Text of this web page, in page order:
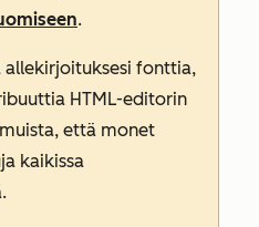
.
allekirjoituksesi fonttia,
HTML-editorin
että monet
kaikissa